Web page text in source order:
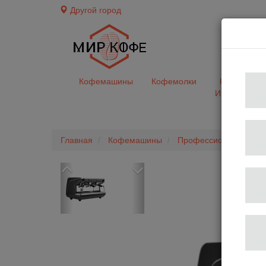
Другой город
Кофемашины Кофемолки
Кофе&Чай
Ингредиенты
Главная Кофемашины Профессиональные